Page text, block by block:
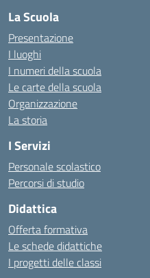
La Scuola
Presentazione
I luoghi
I numeri della scuola
Le carte della scuola
Organizzazione
La storia
I Servizi
Personale scolastico
Percorsi di studio
Didattica
Offerta formativa
Le schede didattiche
I progetti delle classi